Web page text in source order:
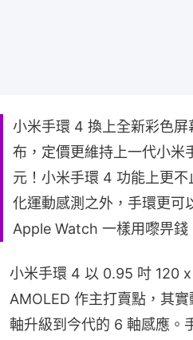
小米手環 4 換上全新彩色
布，定價更維持上一代小米
元！小米手環 4 功能上更
化運動感測之外，手環更可
Apple Watch 一樣用嚟畀錢
小米手環 4 以 0.95 吋 120
AMOLED 作主打賣點，其
軸升級到今代的 6 軸感應。